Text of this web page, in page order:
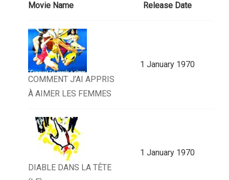
Movie Name Release Date
COMMENT J’AI APPRIS
À AIMER LES FEMMES
1 January 1970
DIABLE DANS LA TÊTE
1 January 1970